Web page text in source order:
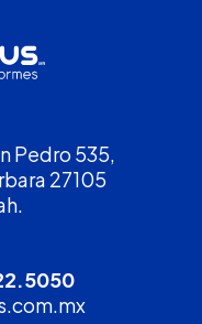
Pedro 535,
27105